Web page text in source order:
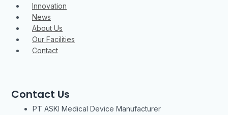
Innovation
News
About Us
Our Facilities
Contact
Contact Us
PT ASKI Medical Device Manufacturer